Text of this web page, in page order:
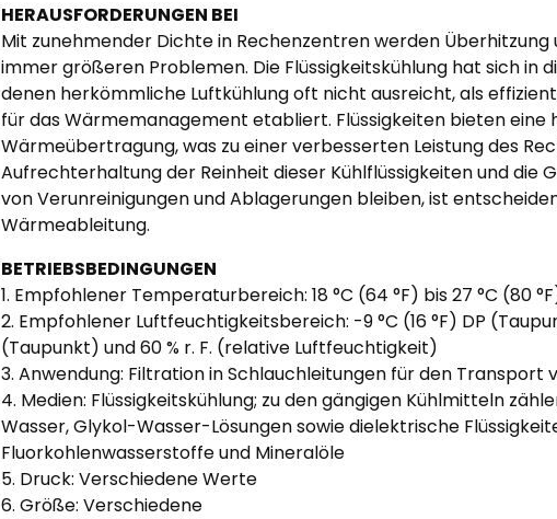
HERAUSFORDERUNGEN BEI
Mit zunehmender Dichte in Rechenzentren werden Überhitzung
immer größeren Problemen. Die Flüssigkeitskühlung hat sich in
denen herkömmliche Luftkühlung oft nicht ausreicht, als
für das Wärmemanagement etabliert. Flüssigkeiten bieten eine
Wärmeübertragung, was zu einer verbesserten Leistung des
Aufrechterhaltung der Reinheit dieser Kühlflüssigkeiten und die
von Verunreinigungen und Ablagerungen bleiben, ist
Wärmeableitung.
BETRIEBSBEDINGUNGEN
1. Empfohlener Temperaturbereich: 18 °C (64 °F) bis 27 °C (80
2. Empfohlener Luftfeuchtigkeitsbereich: -9 °C (16 °F) DP
(Taupunkt) und 60 % r. F. (relative Luftfeuchtigkeit)
3. Anwendung: Filtration in Schlauchleitungen für den Transport
4. Medien: Flüssigkeitskühlung; zu den gängigen Kühlmitteln
Wasser, Glykol-Wasser-Lösungen sowie dielektrische
Fluorkohlenwasserstoffe und Mineralöle
5. Druck: Verschiedene Werte
6. Größe: Verschiedene